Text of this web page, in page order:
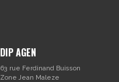
DIP AGEN
63 rue Ferdinand Buisson
Zone Jean Maleze